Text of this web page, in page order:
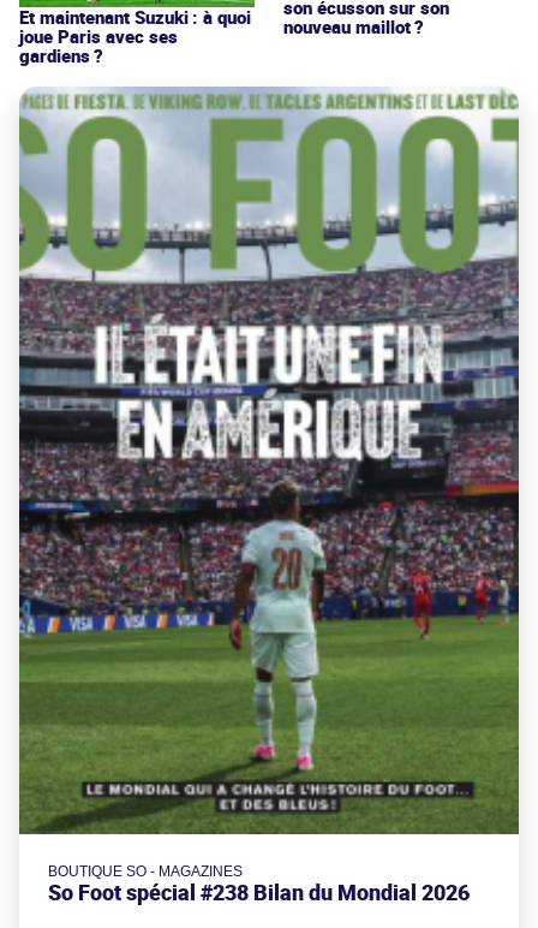
Et maintenant Suzuki : à quoi
joue Paris avec ses
gardiens ?
son écusson sur son
nouveau maillot ?
BOUTIQUE SO - MAGAZINES
So Foot spécial #238 Bilan du Mondial 2026